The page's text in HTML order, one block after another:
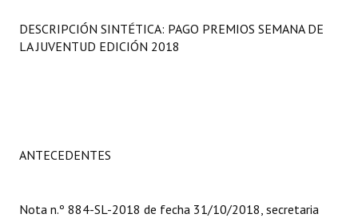
Concejales Mandato Cumplido
Constitución Provincial
DESCRIPCIÓN SINTÉTICA: PAGO PREMIOS SEMANA DE
LA JUVENTUD EDICIÓN 2018
ANTECEDENTES
Nota n.º 884-SL-2018 de fecha 31/10/2018, secretaria